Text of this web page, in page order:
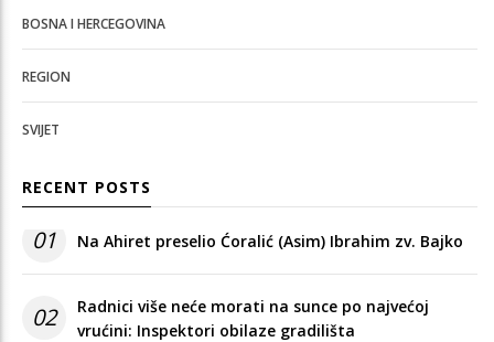
BOSNA I HERCEGOVINA
REGION
SVIJET
RECENT POSTS
01 Na Ahiret preselio Ćoralić (Asim) Ibrahim zv. Bajko
02
Radnici više neće morati na sunce po najvećoj
vrućini: Inspektori obilaze gradilišta